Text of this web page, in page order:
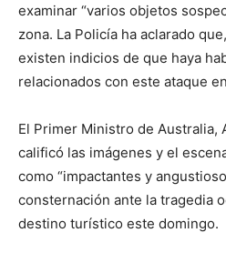
examinar “varios objetos
zona. La Policía ha aclarado
existen indicios de que haya
relacionados con este ataque
El Primer Ministro de Australia,
calificó las imágenes y el
como “impactantes y
consternación ante la tragedia
destino turístico este domingo.